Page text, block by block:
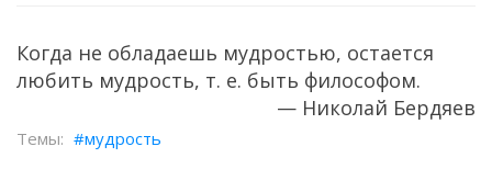
Когда не обладаешь мудростью, остается
любить мудрость, т. е. быть философом.
— Николай Бердяев
мудрость